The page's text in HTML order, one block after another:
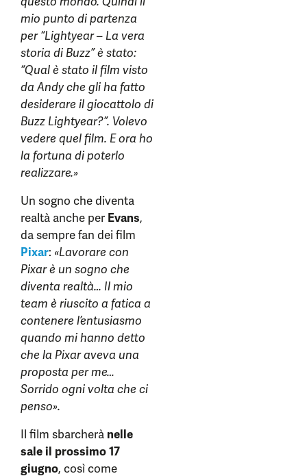
mio punto di partenza
per “Lightyear – La vera
storia di Buzz” è stato:
“Qual è stato il film visto
da Andy che gli ha fatto
desiderare il giocattolo di
Buzz Lightyear?”. Volevo
vedere quel film. E ora ho
la fortuna di poterlo
realizzare.»
Un sogno che diventa
realtà anche per Evans,
da sempre fan dei film
Pixar: «Lavorare con
Pixar è un sogno che
diventa realtà… Il mio
team è riuscito a fatica a
contenere l’entusiasmo
quando mi hanno detto
che la Pixar aveva una
proposta per me…
Sorrido ogni volta che ci
penso».
Il film sbarcherà nelle
sale il prossimo 17
giugno, così come